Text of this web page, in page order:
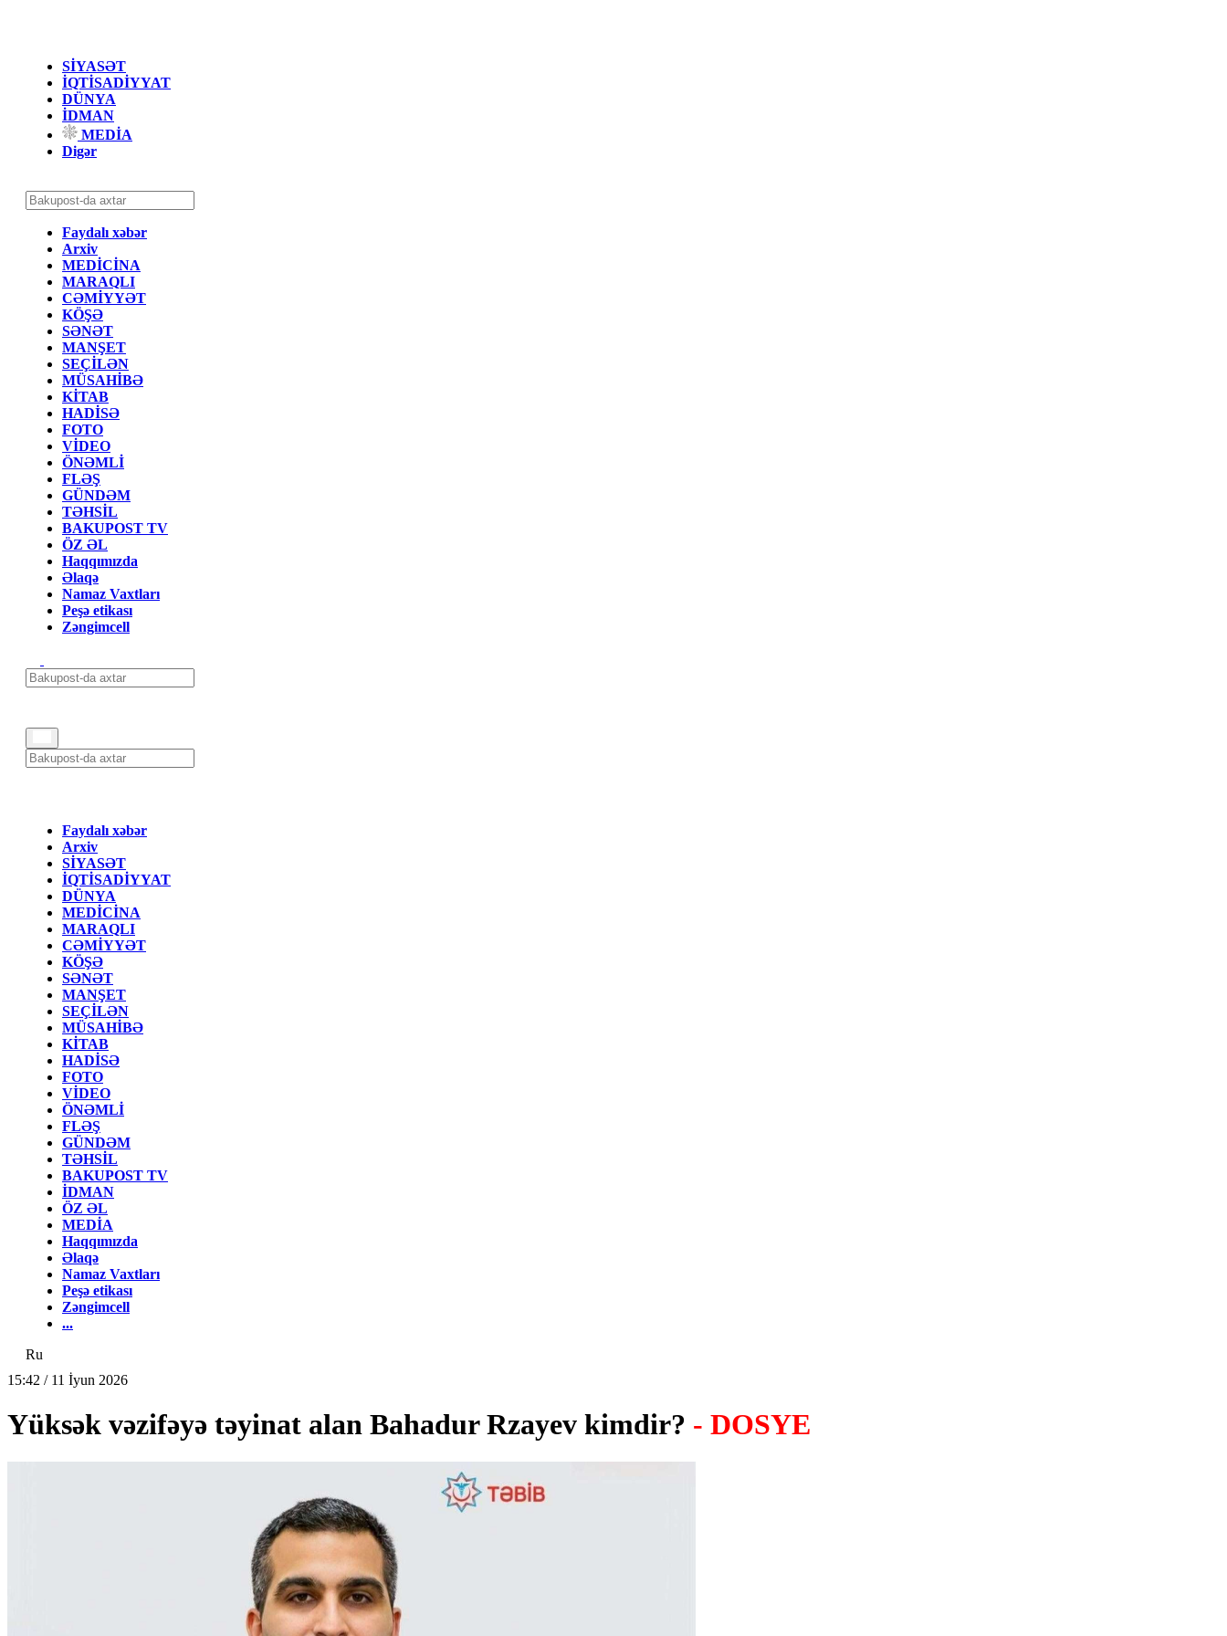
SİYASƏT
İQTİSADİYYAT
DÜNYA
İDMAN
MEDİA
Digər
Faydalı xəbər
Arxiv
MEDİCİNA
MARAQLI
CƏMİYYƏT
KÖŞƏ
SƏNƏT
MANŞET
SEÇİLƏN
MÜSAHİBƏ
KİTAB
HADİSƏ
FOTO
VİDEO
ÖNƏMLİ
FLƏŞ
GÜNDƏM
TƏHSİL
BAKUPOST TV
ÖZ ƏL
Haqqımızda
Əlaqə
Namaz Vaxtları
Peşə etikası
Zəngimcell
Faydalı xəbər
Arxiv
SİYASƏT
İQTİSADİYYAT
DÜNYA
MEDİCİNA
MARAQLI
CƏMİYYƏT
KÖŞƏ
SƏNƏT
MANŞET
SEÇİLƏN
MÜSAHİBƏ
KİTAB
HADİSƏ
FOTO
VİDEO
ÖNƏMLİ
FLƏŞ
GÜNDƏM
TƏHSİL
BAKUPOST TV
İDMAN
ÖZ ƏL
MEDİA
Haqqımızda
Əlaqə
Namaz Vaxtları
Peşə etikası
Zəngimcell
...
Ru
15:42 / 11 İyun 2026
Yüksək vəzifəyə təyinat alan Bahadur Rzayev kimdir? - DOSYE